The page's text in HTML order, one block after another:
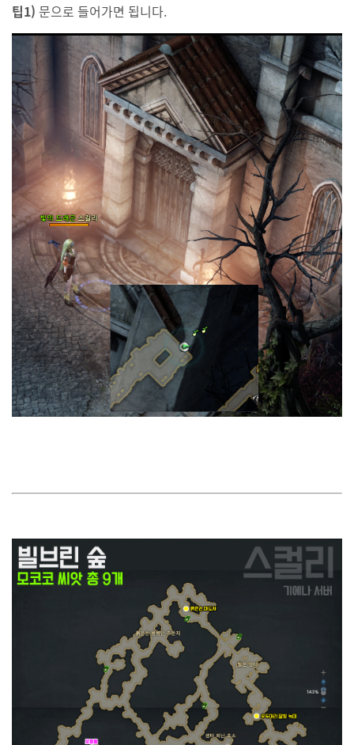
팁1) 문으로 들어가면 됩니다.